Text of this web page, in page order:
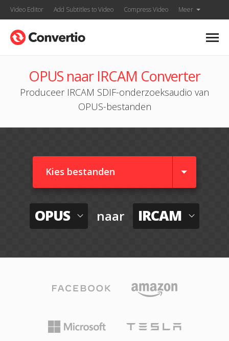
Video Editor Add Subtitles to Video Compress Video Meer
OPUS naar IRCAM Converter
Produceer IRCAM SDIF-onderzoeksaudio van
OPUS-bestanden
Kies bestanden
OPUS naar IRCAM